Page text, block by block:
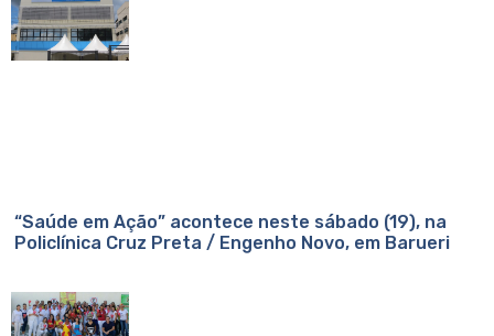
“Saúde em Ação” acontece neste sábado (19), na
Policlínica Cruz Preta / Engenho Novo, em Barueri